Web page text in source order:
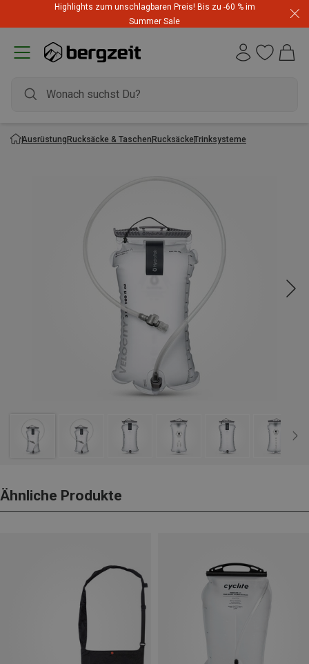
Highlights zum unschlagbaren Preis! Bis zu -60 % im
Summer Sale
AusrüstungRucksäcke & TaschenRucksäckeTrinksysteme
Ähnliche Produkte